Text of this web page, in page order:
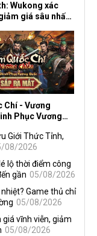
Wukong xác
giá sâu nhất
tảng
Chí - Vương
Phục Vương
Đông Nam Á
Giới Thức Tỉnh,
08/2026
lộ thời điểm công
gần 05/08/2026
Game thủ chỉ
05/08/2026
vĩnh viễn, giảm
05/08/2026